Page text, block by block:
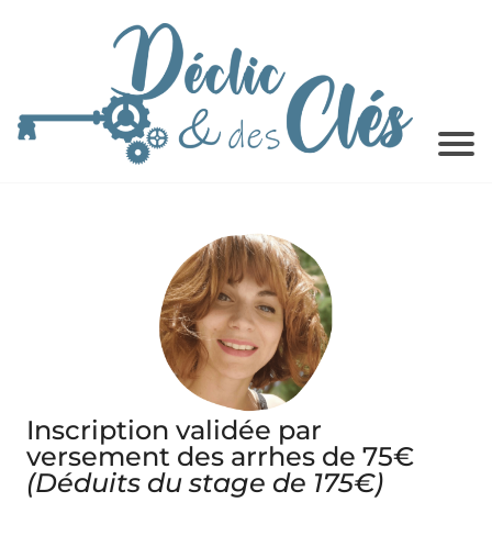
Inscription validée par
versement des arrhes de 75€
(Déduits du stage de 175€)